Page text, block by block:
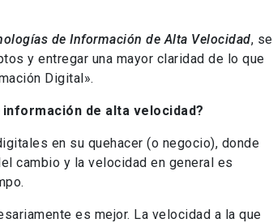
de Información de Alta Velocidad, se
y entregar una mayor claridad de lo que
Digital».
de alta velocidad?
en su quehacer (o negocio), donde
cambio y la velocidad en general es
es mejor. La velocidad a la que